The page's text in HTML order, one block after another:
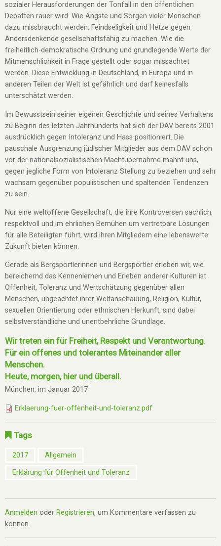
sozialer Herausforderungen der Tonfall in den öffentlichen
Debatten rauer wird. Wie Ängste und Sorgen vieler Menschen
dazu missbraucht werden, Feindseligkeit und Hetze gegen
Andersdenkende gesellschaftsfähig zu machen. Wie die
freiheitlich-demokratische Ordnung und grundlegende Werte der
Mitmenschlichkeit in Frage gestellt oder sogar missachtet
werden. Diese Entwicklung in Deutschland, in Europa und in
anderen Teilen der Welt ist gefährlich und darf keinesfalls
unterschätzt werden.
Im Bewusstsein seiner eigenen Geschichte und seines Verhaltens
zu Beginn des letzten Jahrhunderts hat sich der DAV bereits 2001
ausdrücklich gegen Intoleranz und Hass positioniert. Die
pauschale Ausgrenzung jüdischer Mitglieder aus dem DAV schon
vor der nationalsozialistischen Machtübernahme mahnt uns,
gegen jegliche Form von Intoleranz Stellung zu beziehen und sehr
wachsam gegenüber populistischen und spaltenden Tendenzen
zu sein.
Nur eine weltoffene Gesellschaft, die ihre Kontroversen sachlich,
respektvoll und im ehrlichen Bemühen um vertretbare Lösungen
für alle Beteiligten führt, wird ihren Mitgliedern eine lebenswerte
Zukunft bieten können.
Gerade als Bergsportlerinnen und Bergsportler erleben wir, wie
bereichernd das Kennenlernen und Erleben anderer Kulturen ist.
Offenheit, Toleranz und Wertschätzung gegenüber allen
Menschen, ungeachtet ihrer Weltanschauung, Religion, Kultur,
sexuellen Orientierung oder ethnischen Herkunft, sind dabei
selbstverständliche und unentbehrliche Grundlage.
Wir treten ein für Freiheit, Respekt und Verantwortung.
Für ein offenes und tolerantes Miteinander aller
Menschen.
Heute, morgen, hier und überall.
München, im Januar 2017
Erklaerung-fuer-offenheit-und-toleranz.pdf
Tags
2017 Allgemein
Erklärung für Offenheit und Toleranz
Anmelden oder Registrieren, um Kommentare verfassen zu
können